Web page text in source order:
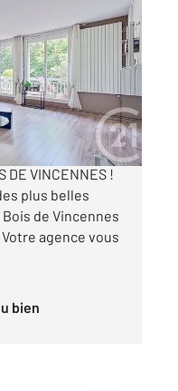
à
DE VINCENNES !
plus belles
de Vincennes
agence vous
bien